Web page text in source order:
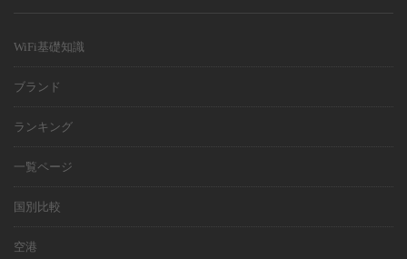
WiFi基礎知識
ブランド
ランキング
一覧ページ
国別比較
空港